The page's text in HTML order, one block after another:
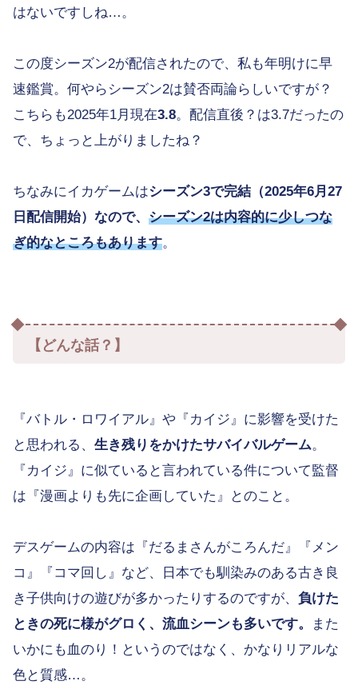
はないですしね…。
この度シーズン2が配信されたので、私も年明けに早
速鑑賞。何やらシーズン2は賛否両論らしいですが？
こちらも2025年1月現在3.8。配信直後？は3.7だったの
で、ちょっと上がりましたね？
ちなみにイカゲームはシーズン3で完結（2025年6月27
日配信開始）なので、 シーズン2は内容的に少しつな
ぎ的なところもあります。
【どんな話？】
『バトル・ロワイアル』や『カイジ』に影響を受けた
と思われる、 生き残りをかけたサバイバルゲーム。
『カイジ』に似ていると言われている件について監督
は『漫画よりも先に企画していた』とのこと。
デスゲームの内容は『だるまさんがころんだ』『メン
コ』『コマ回し』など、日本でも馴染みのある古き良
き子供向けの遊びが多かったりするのですが、 負けた
ときの死に様がグロく、流血シーンも多いです。
また
いかにも血のり！というのではなく、かなりリアルな
色と質感…。